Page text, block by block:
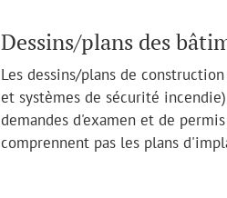
Dessins/plans des
Les dessins/plans de
et systèmes de sécurité
demandes d'examen et de
comprennent pas les plans